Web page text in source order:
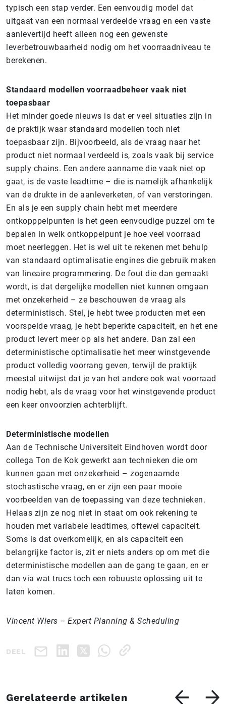
typisch een stap verder. Een eenvoudig model dat
uitgaat van een normaal verdeelde vraag en een vaste
aanlevertijd heeft alleen nog een gewenste
leverbetrouwbaarheid nodig om het voorraadniveau te
berekenen.
Standaard modellen voorraadbeheer vaak niet
toepasbaar
Het minder goede nieuws is dat er veel situaties zijn in
de praktijk waar standaard modellen toch niet
toepasbaar zijn. Bijvoorbeeld, als de vraag naar het
product niet normaal verdeeld is, zoals vaak bij service
supply chains. Een andere aanname die vaak niet op
gaat, is de vaste leadtime – die is namelijk afhankelijk
van de drukte in de aanleverketen, of van verstoringen.
En als je een supply chain hebt met meerdere
ontkopppelpunten is het geen eenvoudige puzzel om te
bepalen in welk ontkoppelpunt je hoe veel voorraad
moet neerleggen. Het is wel uit te rekenen met behulp
van standaard optimalisatie engines die gebruik maken
van lineaire programmering. De fout die dan gemaakt
wordt, is dat dergelijke modellen niet kunnen omgaan
met onzekerheid – ze beschouwen de vraag als
deterministisch. Stel, je hebt twee producten met een
voorspelde vraag, je hebt beperkte capaciteit, en het ene
product levert meer op als het andere. Dan zal een
deterministische optimalisatie het meer winstgevende
product volledig voorrang geven, terwijl de praktijk
meestal uitwijst dat je van het andere ook wat voorraad
nodig hebt, als de vraag voor het winstgevende product
een keer onvoorzien achterblijft.
Deterministische modellen
Aan de Technische Universiteit Eindhoven wordt door
collega Ton de Kok gewerkt aan technieken die om
kunnen gaan met onzekerheid – zogenaamde
stochastische vraag, en er zijn een paar mooie
voorbeelden van de toepassing van deze technieken.
Helaas zijn ze nog niet in staat om ook rekening te
houden met variabele leadtimes, oftewel capaciteit.
Soms is dat overkomelijk, en als capaciteit een
belangrijke factor is, zit er niets anders op om met die
deterministische modellen aan de gang te gaan, en er
dan via wat trucs toch een robuuste oplossing uit te
laten komen.
Vincent Wiers – Expert Planning & Scheduling
DEEL
Gerelateerde artikelen